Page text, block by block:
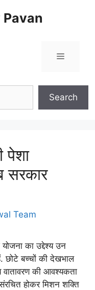
Pavan
Menu
Search
पेशा
सरकार
Team
योजना का उद्देश्य उन
छोटे बच्चों की देखभाल
वातावरण की आवश्यकता
होकर मिशन शक्ति